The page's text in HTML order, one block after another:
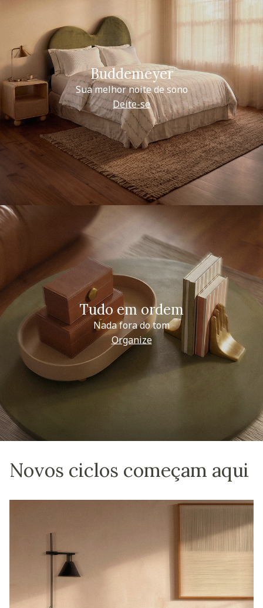
Buddemeyer
Sua melhor noite de sono
Deite-se
Tudo em ordem
Nada fora do tom
Organize
Novos ciclos começam aqui